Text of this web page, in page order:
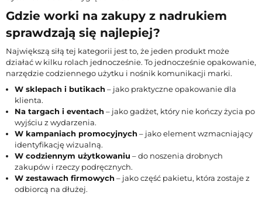
Gdzie worki na zakupy z nadrukiem
sprawdzają się najlepiej?
Największą siłą tej kategorii jest to, że jeden produkt może
działać w kilku rolach jednocześnie. To jednocześnie opakowanie,
narzędzie codziennego użytku i nośnik komunikacji marki.
W sklepach i butikach – jako praktyczne opakowanie dla
klienta.
Na targach i eventach – jako gadżet, który nie kończy życia po
wyjściu z wydarzenia.
W kampaniach promocyjnych – jako element wzmacniający
identyfikację wizualną.
W codziennym użytkowaniu – do noszenia drobnych
zakupów i rzeczy podręcznych.
W zestawach firmowych – jako część pakietu, która zostaje z
odbiorcą na dłużej.